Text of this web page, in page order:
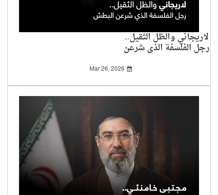
لاريجاني والظل الثقيل..
رجل الفلسفة الذي شرعن
Mar 26, 2026